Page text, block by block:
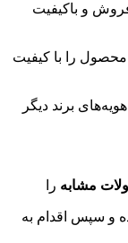
و باکیفیت
محصول را با کیفیت
برند دیگر
مشابه را
و سپس اقدام به